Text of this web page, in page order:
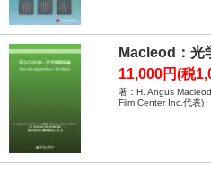
Macleod：光
11,000円(税
著：H. Angus
Film Center Inc.代表)